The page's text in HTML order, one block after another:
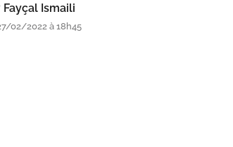
Fayçal Ismaili
02/2022 à 18h45